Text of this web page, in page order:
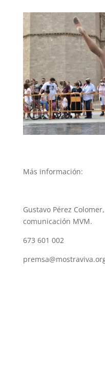
Más información:
Gustavo Pérez
comunicación MVM.
673 601 002